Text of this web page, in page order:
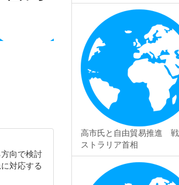
向で検討
対応する
高市氏と自由貿易推進
ストラリア首相